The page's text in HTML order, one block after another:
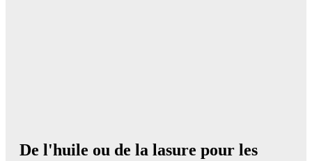
De l'huile ou de la lasure pour les